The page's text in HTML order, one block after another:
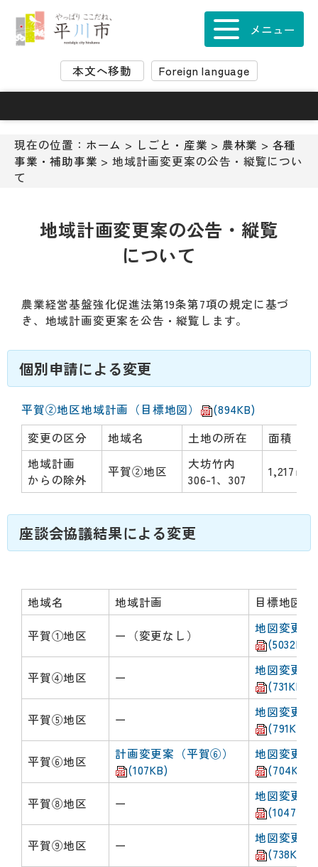
ョ
ス
る
ブ
す
本文へ移動 Foreign language
メニュー
現在の位置： ホーム > しごと・産業 > 農林業 > 各種
事業・補助事業 > 地域計画変更案の公告・縦覧につい
て
地域計画変更案の公告・縦覧
について
農業経営基盤強化促進法第19条第7項の規定に基づ
き、地域計画変更案を公告・縦覧します。
個別申請による変更
平賀②地区地域計画（目標地図）
(894KB)
変更の区分
地域名 土地の所在
面積
地域計画
からの除外
平賀②地区
大坊竹内
306-1、307
1,217㎡
座談会協議結果による変更
地域名 地域計画 目標地図
平賀①地区 ー（変更なし）
地図変更
(5032KB)
平賀④地区 ー
地図変更
(731KB)
平賀⑤地区 ー
地図変更
(791KB)
平賀⑥地区
計画変更案（平賀⑥）
(107KB)
地図変更
(704KB)
平賀⑧地区 ー
地図変更
(1047KB)
平賀⑨地区 ー
地図変更
(738KB)